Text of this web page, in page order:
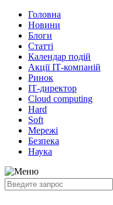
Головна
Новини
Блоги
Статті
Календар подій
Акції ІТ-компаній
Ринок
ІТ-директор
Cloud computing
Hard
Soft
Мережі
Безпека
Наука